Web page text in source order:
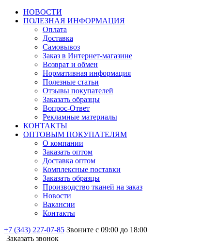
НОВОСТИ
ПОЛЕЗНАЯ ИНФОРМАЦИЯ
Оплата
Доставка
Самовывоз
Заказ в Интернет-магазине
Возврат и обмен
Нормативная информация
Полезные статьи
Отзывы покупателей
Заказать образцы
Вопрос-Ответ
Рекламные материалы
КОНТАКТЫ
ОПТОВЫМ ПОКУПАТЕЛЯМ
О компании
Заказать оптом
Доставка оптом
Комплексные поставки
Заказать образцы
Производство тканей на заказ
Новости
Вакансии
Контакты
+7 (343) 227-07-85 Звоните с 09:00 до 18:00
Заказать звонок